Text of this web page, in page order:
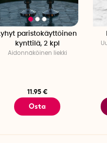
Lyhyt paristokäyttöinen
kynttilä, 2 kpl
Aidonnäköinen liekki
11.95 €
Osta